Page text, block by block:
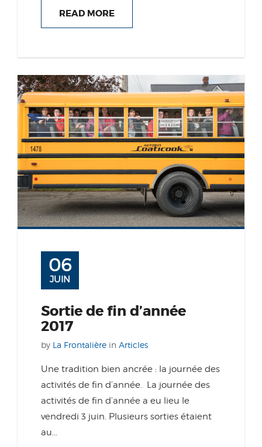
READ MORE
06
JUIN
Sortie de fin d’année
2017
by La Frontalière in Articles
Une tradition bien ancrée : la journée des
activités de fin d’année. La journée des
activités de fin d’année a eu lieu le
vendredi 3 juin. Plusieurs sorties étaient
au...